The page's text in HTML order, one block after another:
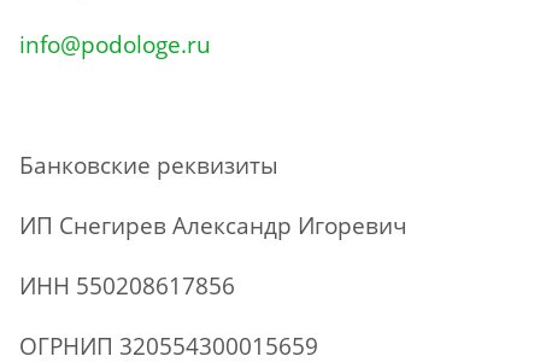
info@podologe.ru
Банковские реквизиты
ИП Снегирев Александр Игоревич
ИНН 550208617856
ОГРНИП 320554300015659